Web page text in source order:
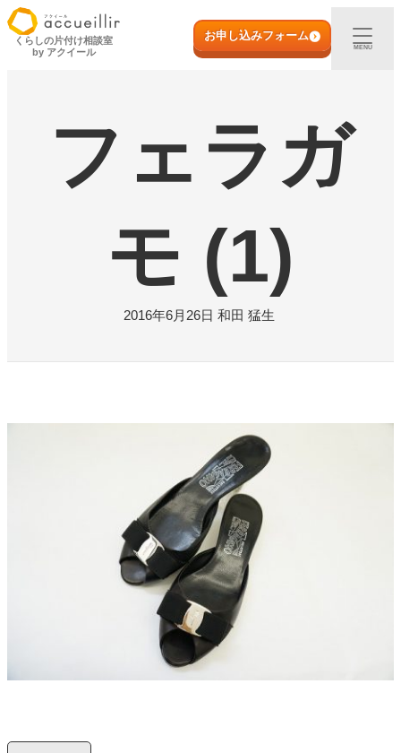
内
容
初めての方へ
宅配買取
店頭買取
ご利用実例
取扱アイテム
お問い合わせ
0120-29-5302
受付時間9:00〜18:00（年中無休※年末年始は除く）
お申し込みフォーム
くらしの片付け相談室
by アクイール
お申し込みフォーム
MENU
フェラガ
モ (1)
2016年6月26日 和田 猛生